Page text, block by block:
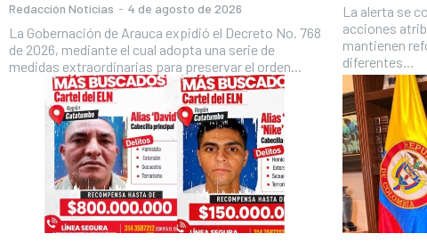
Redacción Noticias - 4 de agosto de 2026
La Gobernación de Arauca expidió el Decreto No. 768
de 2026, mediante el cual adopta una serie de
medidas extraordinarias para preservar el orden...
La alerta se
acciones
mantienen
diferentes...